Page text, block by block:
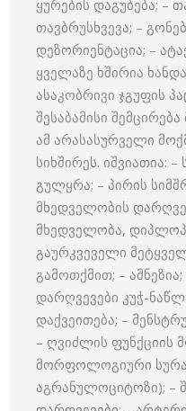
ყურების დაგუბება; –
თავბრუსხვევა; –
დეზორიენტაცია; –
ყველაზე ხშირია
ასაკობრივი ჯგუფის
შესაბამისი
ამ არასასურველი
სიხშირეს. იშვიათია:
გულყრა; – პირის
მხედველობის
მხედველობა,
გაურკვეველი
გამოთქმით; –
დარღვევები კუჭ-
დაქვეითება; –
– ღვიძლის ფუნქციის
მორფოლოგიური
აგრანულოციტოზი); –